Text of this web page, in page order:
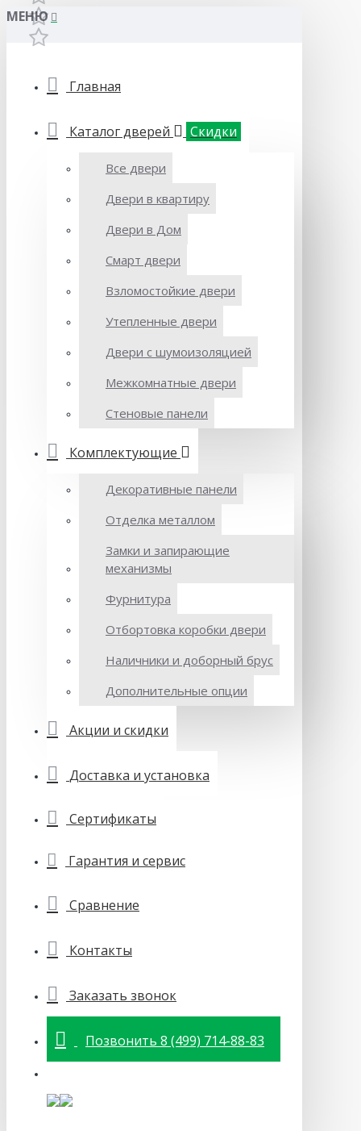
МЕНЮ
Главная
Каталог дверей Скидки
Все двери
Двери в квартиру
Двери в Дом
Смарт двери
Взломостойкие двери
Утепленные двери
Двери с шумоизоляцией
Межкомнатные двери
Стеновые панели
Комплектующие
Декоративные панели
Отделка металлом
Замки и запирающие
механизмы
Фурнитура
Отбортовка коробки двери
Наличники и доборный брус
Дополнительные опции
Акции и скидки
Доставка и установка
Сертификаты
Гарантия и сервис
Сравнение
Контакты
Заказать звонок
Позвонить 8 (499) 714-88-83